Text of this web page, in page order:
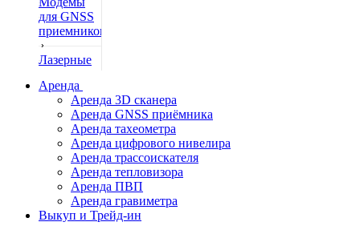
для GNSS
приемников
Лазерные
Нивелиры
Теодолиты
Трассоискатели
Неразрушающий
контроль
Аксессуары
Аренда
Аренда 3D сканера
Аренда GNSS приёмника
Аренда тахеометра
Аренда цифрового нивелира
Аренда трассоискателя
Аренда тепловизора
Аренда ПВП
Аренда гравиметра
Выкуп и Трейд-ин